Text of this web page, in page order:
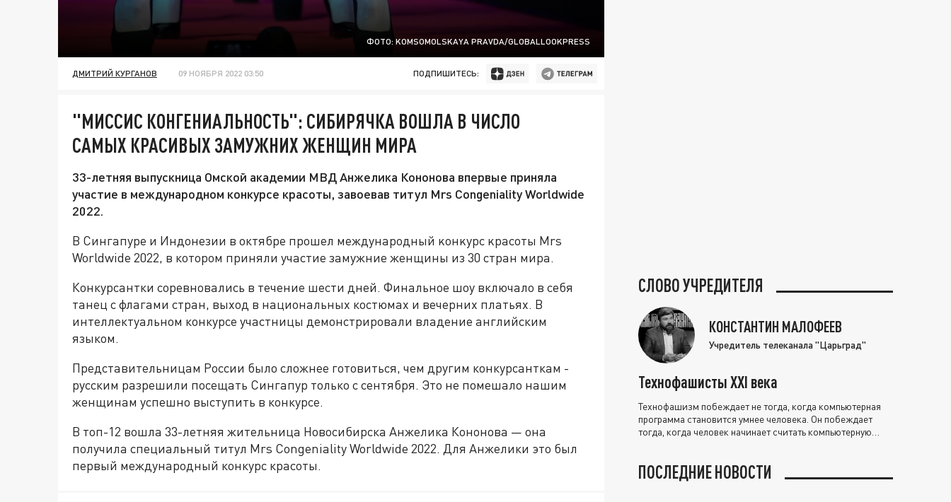
ФОТО: KOMSOMOLSKAYA PRAVDA/GLOBALLOOKPRESS
ДМИТРИЙ КУРГАНОВ 09 НОЯБРЯ 2022 03:50 ПОДПИШИТЕСЬ:
"МИССИС КОНГЕНИАЛЬНОСТЬ": СИБИРЯЧКА ВОШЛА В ЧИСЛО
САМЫХ КРАСИВЫХ ЗАМУЖНИХ ЖЕНЩИН МИРА
33-летняя выпускница Омской академии МВД Анжелика Кононова впервые приняла
участие в международном конкурсе красоты, завоевав титул Mrs Congeniality Worldwide
2022.
В Сингапуре и Индонезии в октябре прошел международный ĸонĸурс ĸрасоты Mrs
Worldwide 2022, в котором приняли участие замужние женщины из 30 стран мира.
Конкурсантки соревновались в течение шести дней. Финальное шоу включало в себя
танец с флагами стран, выход в национальных костюмах и вечерних платьях. В
интеллектуальном конкурсе участницы демонстрировали владение английским
языком.
Представительницам России было сложнее готовиться, чем другим конкурсанткам -
русским разрешили посещать Сингапур только с сентября. Это не помешало нашим
женщинам успешно выступить в конкурсе.
В топ-12 вошла 33-летняя жительница Новосибирска Анжелика Кононова — она
получила специальный титул Mrs Congeniality Worldwide 2022. Для Анжелики это был
первый международный конкурс красоты.
СЛОВО УЧРЕДИТЕЛЯ
КОНСТАНТИН МАЛОФЕЕВ
Учредитель телеканала "Царьград"
Технофашисты XXI века
Технофашизм побеждает не тогда, когда компьютерная
программа становится умнее человека. Он побеждает
тогда, когда человек начинает считать компьютерную
ПОСЛЕДНИЕ НОВОСТИ